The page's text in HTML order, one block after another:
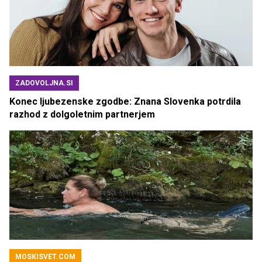
ZADOVOLJNA.SI
Konec ljubezenske zgodbe: Znana Slovenka potrdila
razhod z dolgoletnim partnerjem
MOSKISVET.COM